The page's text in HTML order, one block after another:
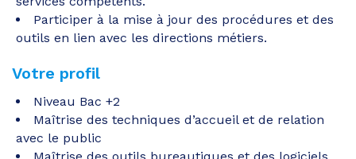
Participer à la mise à jour des procédures et des
outils en lien avec les directions métiers.
Votre profil
Niveau Bac +2
Maîtrise des techniques d’accueil et de relation
avec le public